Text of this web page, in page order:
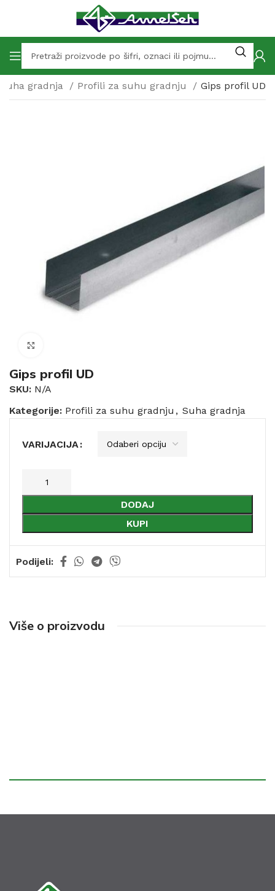
Suha gradnja Profili za suhu gradnju Gips profil UD
Gips profil UD
SKU: N/A
Kategorije: Profili za suhu gradnju , Suha gradnja
VARIJACIJA
DODAJ
KUPI
Podijeli:
Više o proizvodu